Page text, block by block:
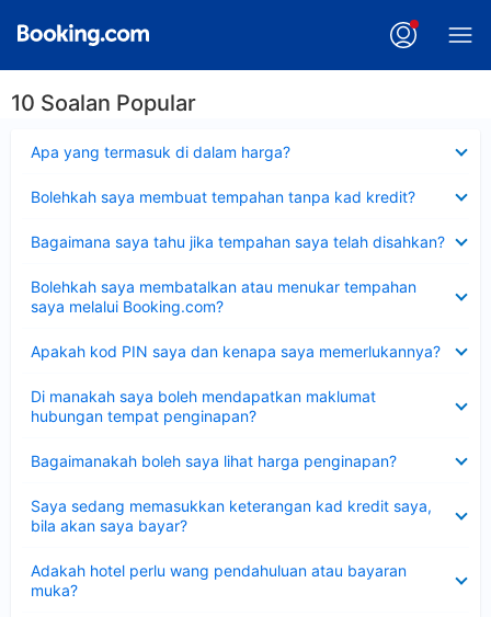
10 Soalan Popular
Apa yang termasuk di dalam harga?
Bolehkah saya membuat tempahan tanpa kad kredit?
Bagaimana saya tahu jika tempahan saya telah disahkan?
Bolehkah saya membatalkan atau menukar tempahan
saya melalui Booking.com?
Apakah kod PIN saya dan kenapa saya memerlukannya?
Di manakah saya boleh mendapatkan maklumat
hubungan tempat penginapan?
Bagaimanakah boleh saya lihat harga penginapan?
Saya sedang memasukkan keterangan kad kredit saya,
bila akan saya bayar?
Adakah hotel perlu wang pendahuluan atau bayaran
muka?